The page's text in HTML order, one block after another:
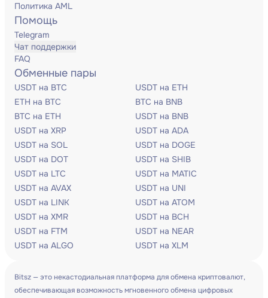
Политика AML
Помощь
Telegram
Чат поддержки
FAQ
Обменные пары
USDT на BTC
USDT на ETH
ETH на BTC
BTC на BNB
BTC на ETH
USDT на BNB
USDT на XRP
USDT на ADA
USDT на SOL
USDT на DOGE
USDT на DOT
USDT на SHIB
USDT на LTC
USDT на MATIC
USDT на AVAX
USDT на UNI
USDT на LINK
USDT на ATOM
USDT на XMR
USDT на BCH
USDT на FTM
USDT на NEAR
USDT на ALGO
USDT на XLM
Bitsz — это некастодиальная платформа для обмена криптовалют,
обеспечивающая возможность мгновенного обмена цифровых